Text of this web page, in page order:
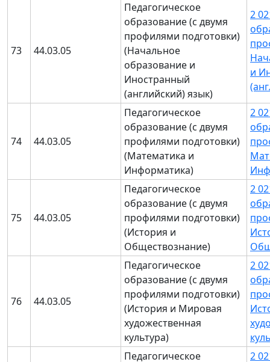
73 44.03.05
Педагогическое
образование (с двумя
профилями подготовки)
(Начальное
образование и
Иностранный
(английский) язык)
2
и
74 44.03.05
Педагогическое
образование (с двумя
профилями подготовки)
(Математика и
Информатика)
2
75 44.03.05
Педагогическое
образование (с двумя
профилями подготовки)
(История и
Обществознание)
2
76 44.03.05
Педагогическое
образование (с двумя
профилями подготовки)
(История и Мировая
художественная
культура)
2
Педагогическое
2